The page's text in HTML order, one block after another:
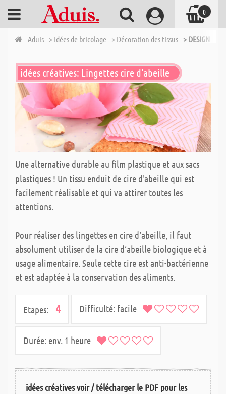
Aduis > Idées de bricolage > Décoration des tissus > DESIGN
idées créatives: Lingettes cire d'abeille
Une alternative durable au film plastique et aux sacs
plastiques ! Un tissu enduit de cire d'abeille qui est
facilement réalisable et qui va attirer toutes les
attentions.
Pour réaliser des lingettes en cire d‘abeille, il faut
absolument utiliser de la cire d‘abeille biologique et à
usage alimentaire. Seule cette cire est anti-bactérienne
et est adaptée à la conservation des aliments.
Etapes: 4 Difficulté: facile
Durée: env. 1 heure
idées créatives voir / télécharger le PDF pour les
0